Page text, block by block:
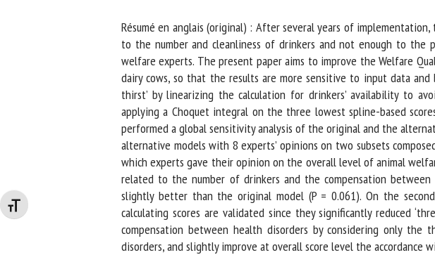
Changer la taille de la police
Résumé en anglais (original) : After several years of
to the number and cleanliness of drinkers and not enough to the
welfare experts. The present paper aims to improve the Welfare
dairy cows, so that the results are more sensitive to input data
thirst’ by linearizing the calculation for drinkers’ availability to
applying a Choquet integral on the three lowest spline-based
performed a global sensitivity analysis of the original and the
alternative models with 8 experts’ opinions on two subsets
which experts gave their opinion on the overall level of animal
related to the number of drinkers and the compensation
slightly better than the original model (P = 0.061). On the
calculating scores are validated since they significantly reduced
compensation between health disorders by considering only the
disorders, and slightly improve at overall score level the accordance